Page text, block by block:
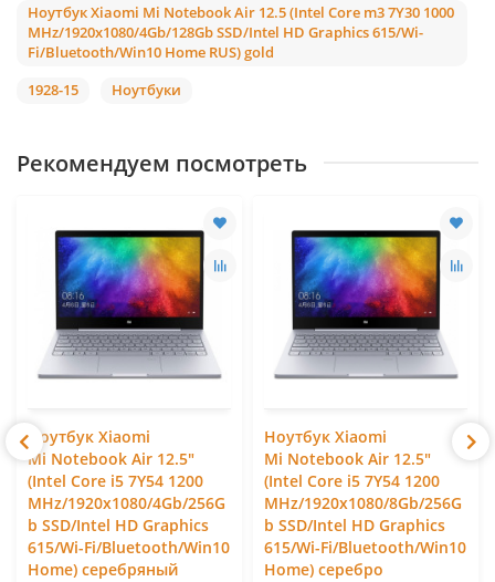
Ноутбук Xiaomi Mi Notebook Air 12.5 (Intel Core m3 7Y30 1000
MHz/1920x1080/4Gb/128Gb SSD/Intel HD Graphics 615/Wi-
Fi/Bluetooth/Win10 Home RUS) gold
1928-15
Ноутбуки
Рекомендуем посмотреть
Ноутбук Xiaomi
Mi Notebook Air 12.5"
(Intel Core i5 7Y54 1200
MHz/1920x1080/4Gb/256G
b SSD/Intel HD Graphics
615/Wi-Fi/Bluetooth/Win10
Home) серебряный
Ноутбук Xiaomi
Mi Notebook Air 12.5"
(Intel Core i5 7Y54 1200
MHz/1920x1080/8Gb/256G
b SSD/Intel HD Graphics
615/Wi-Fi/Bluetooth/Win10
Home) серебро